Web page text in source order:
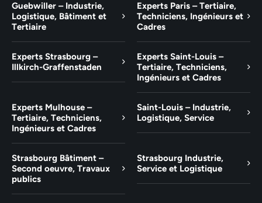
Guebwiller – Industrie,
Logistique, Bâtiment et
Tertiaire
Experts Paris – Tertiaire,
Techniciens, Ingénieurs et
Cadres
Experts Strasbourg –
Illkirch-Graffenstaden
Experts Saint-Louis –
Tertiaire, Techniciens,
Ingénieurs et Cadres
Experts Mulhouse –
Tertiaire, Techniciens,
Ingénieurs et Cadres
Saint-Louis – Industrie,
Logistique, Service
Strasbourg Bâtiment –
Second oeuvre, Travaux
publics
Strasbourg Industrie,
Service et Logistique